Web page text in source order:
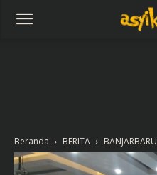
Beranda BERITA BANJARBARU